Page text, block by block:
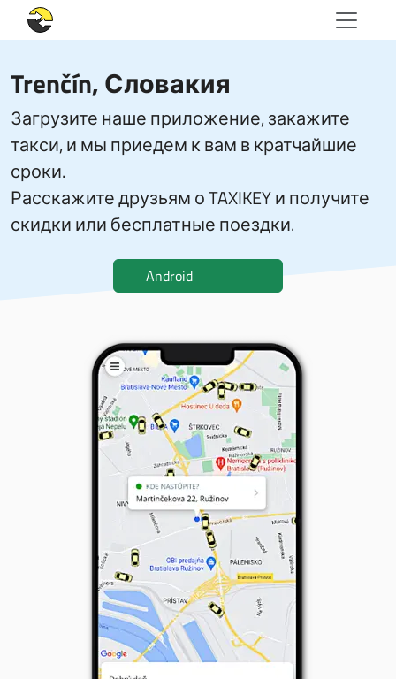
Trenčín, Словакия
Загрузите наше приложение, закажите
такси, и мы приедем к вам в кратчайшие
сроки.
Расскажите друзьям о TAXIKEY и получите
скидки или бесплатные поездки.
Android